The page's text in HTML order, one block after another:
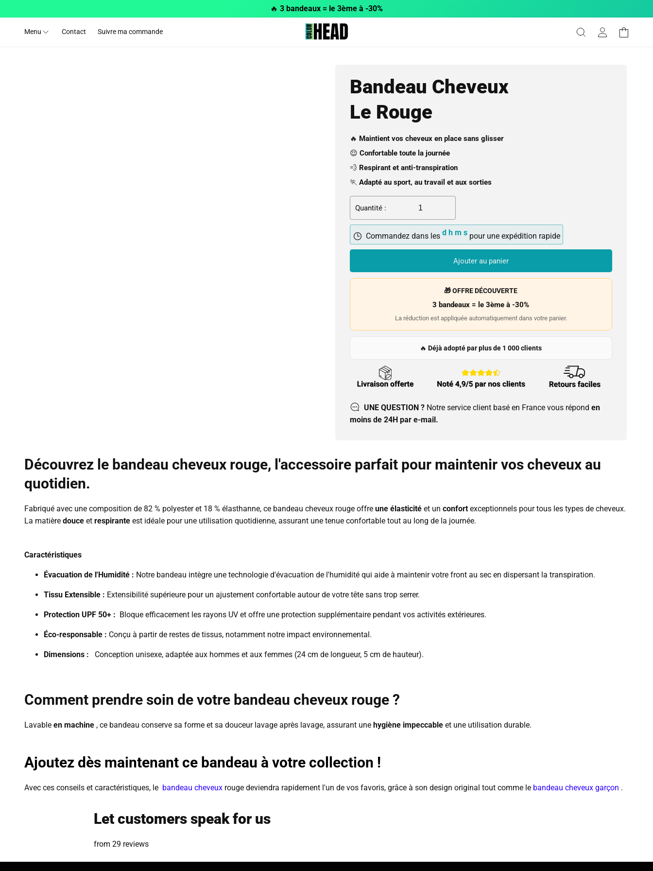
🔥 3 bandeaux = le 3ème à -30%
Menu Contact Suivre ma commande Connexion Panier
Bandeau Cheveux
Le Rouge
🔥 Maintient vos cheveux en place sans glisser
😌 Confortable toute la journée
💨 Respirant et anti-transpiration
🏃 Adapté au sport, au travail et aux sorties
Quantité :
Commandez dans les d h m s pour une expédition rapide
Ajouter au panier
🎁 OFFRE DÉCOUVERTE
3 bandeaux = le 3ème à -30%
La réduction est appliquée automatiquement dans votre panier.
🔥Déjà adopté par plus de 1 000 clients
UNE QUESTION ? Notre service client basé en France vous répond en
moins de 24H par e-mail.
Découvrez le bandeau cheveux rouge, l'accessoire parfait pour maintenir vos cheveux au
quotidien.
Fabriqué avec une composition de 82 % polyester et 18 % élasthanne, ce bandeau cheveux rouge offre une élasticité et un confortexceptionnels pour tous les types de cheveux.
La matière douce et respirante est idéale pour une utilisation quotidienne, assurant une tenue confortable tout au long de la journée.
Caractéristiques
Évacuation de l'Humidité : Notre bandeau intègre une technologie d'évacuation de l'humidité qui aide à maintenir votre front au sec en dispersant la transpiration.
Tissu Extensible : Extensibilité supérieure pour un ajustement confortable autour de votre tête sans trop serrer.
Protection UPF 50+ : Bloque efficacement les rayons UV et offre une protection supplémentaire pendant vos activités extérieures.
Éco-responsable : Conçu à partir de restes de tissus, notamment notre impact environnemental.
Dimensions : Conception unisexe, adaptée aux hommes et aux femmes (24 cm de longueur, 5 cm de hauteur).
Comment prendre soin de votre bandeau cheveux rouge ?
Lavable en machine , ce bandeau conserve sa forme et sa douceur lavage après lavage, assurant une hygiène impeccable et une utilisation durable.
Ajoutez dès maintenant ce bandeau à votre collection !
Avec ces conseils et caractéristiques, le bandeau cheveux rouge deviendra rapidement l'un de vos favoris, grâce à son design original tout comme le bandeau cheveux garçon .
Let customers speak for us
from 29 reviews